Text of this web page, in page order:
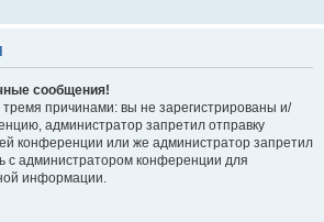
сообщения!
причинами: вы не зарегистрированы и/
администратор запретил отправку
конференции или же администратор запретил
с администратором конференции для
информации.